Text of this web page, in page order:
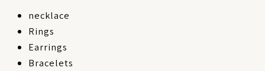
necklace
Rings
Earrings
Bracelets